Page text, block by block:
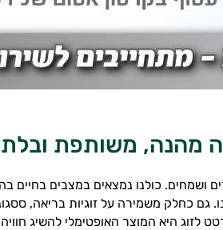
מהנה, משותפת
ושמחים. כולנו נמצאים במצבים בחיים
כחלק משמירה על זוגיות בריאה,
היא המוצר האופטימלי להשיג